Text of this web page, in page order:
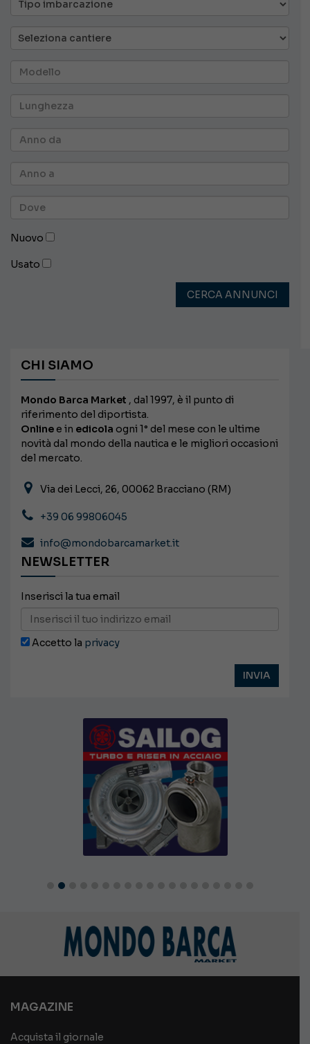
Nuovo
Usato
CERCA ANNUNCI
CHI SIAMO
Mondo Barca Market , dal 1997, è il punto di
riferimento del diportista.
Online e in edicola ogni 1° del mese con le ultime
novità dal mondo della nautica e le migliori occasioni
del mercato.
Via dei Lecci, 26, 00062 Bracciano (RM)
+39 06 99806045
info@mondobarcamarket.it
NEWSLETTER
Inserisci la tua email
Accetto la privacy
MAGAZINE
Acquista il giornale